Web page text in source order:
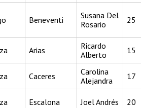
Beneventi
Susana Del
Rosario
25
Arias
Ricardo
Alberto
15
Caceres
Carolina
Alejandra
17
Escalona Joel Andrés 20